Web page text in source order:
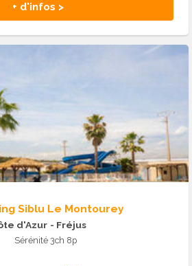
+ d'infos >
Siblu Le Montourey
d'Azur - Fréjus
Sérénité 3ch 8p